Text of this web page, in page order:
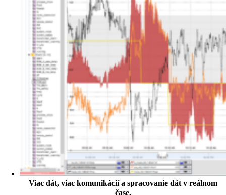
Viac dát, viac komunikácií a spracovanie dát v reálnom
čase.